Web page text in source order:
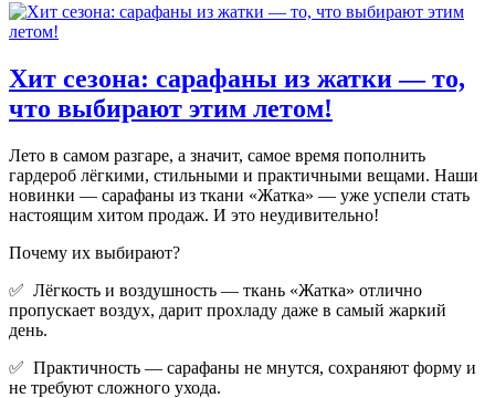
Хит сезона: сарафаны из жатки — то,
что выбирают этим летом!
Лето в самом разгаре, а значит, самое время пополнить
гардероб лёгкими, стильными и практичными вещами. Наши
новинки — сарафаны из ткани «Жатка» — уже успели стать
настоящим хитом продаж. И это неудивительно!
Почему их выбирают?
✅ Лёгкость и воздушность — ткань «Жатка» отлично
пропускает воздух, дарит прохладу даже в самый жаркий
день.
✅ Практичность — сарафаны не мнутся, сохраняют форму и
не требуют сложного ухода.